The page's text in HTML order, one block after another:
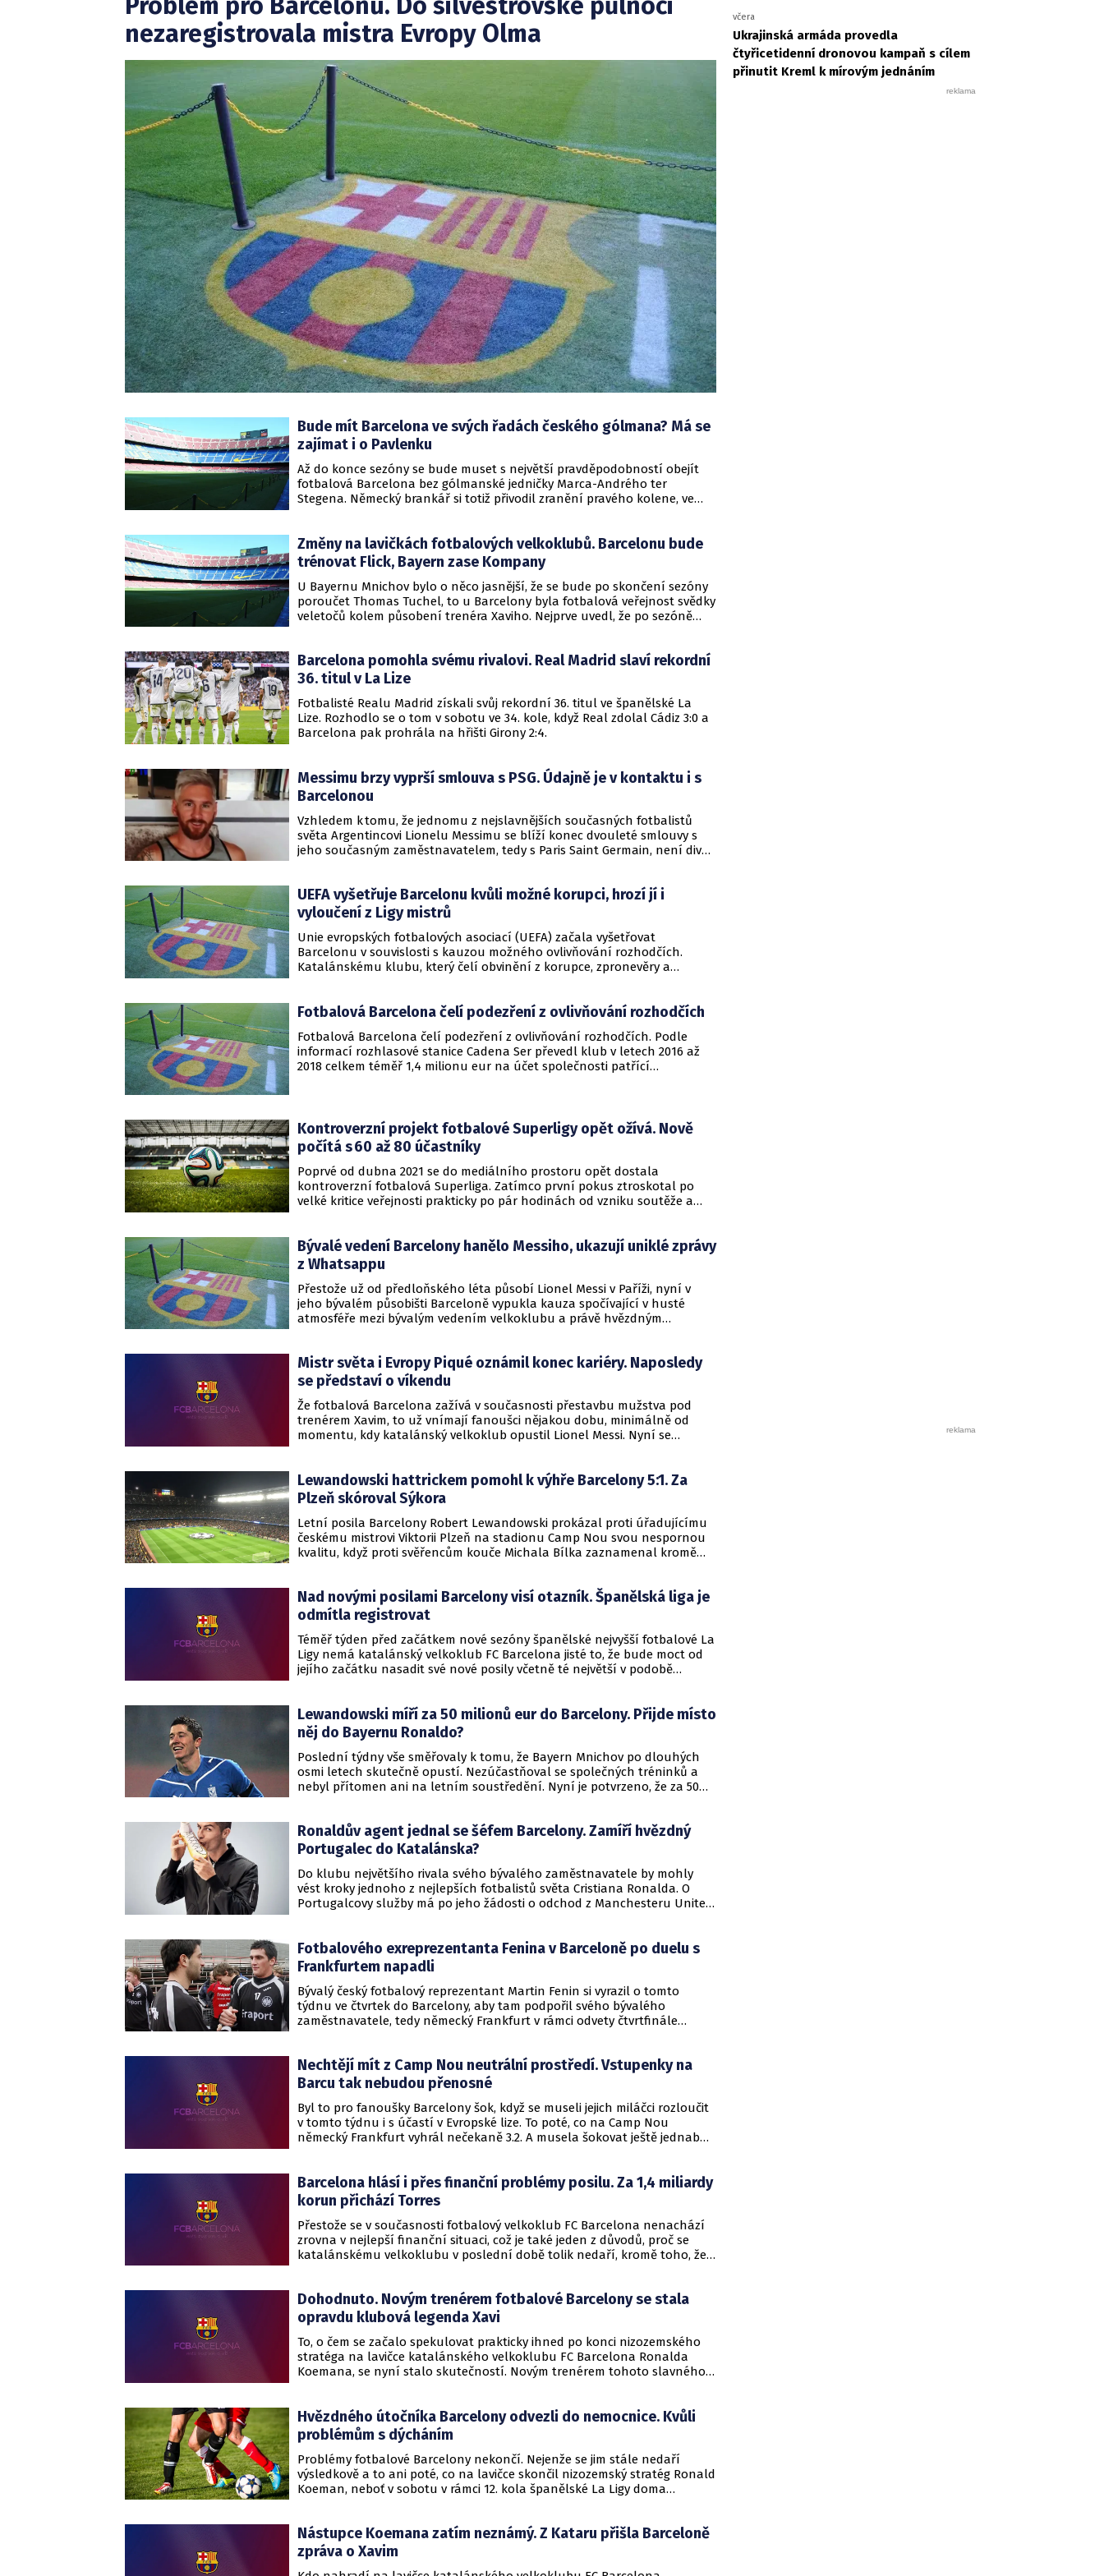
nezaregistrovala mistra Evropy Olma
Bude mít Barcelona ve svých řadách českého gólmana? Má se
zajímat i o Pavlenku
Až do konce sezóny se bude muset s největší pravděpodobností obejít
fotbalová Barcelona bez gólmanské jedničky Marca-Andrého ter
Stegena. Německý brankář si totiž přivodil zranění pravého kolene, ve
gólmanech. Jedním z nich má být i český brankář Jiří Pavlenka.
Změny na lavičkách fotbalových velkoklubů. Barcelonu bude
trénovat Flick, Bayern zase Kompany
U Bayernu Mnichov bylo o něco jasnější, že se bude po skončení sezóny
poroučet Thomas Tuchel, to u Barcelony byla fotbalová veřejnost svědky
veletočů kolem působení trenéra Xaviho. Nejprve uvedl, že po sezóně
službami Xaviho pro příští ročník nepočítalo. Zatímco do Barcelony míří
bývalý kouč německé fotbalové reprezentace Hansi Flick, do Bayernu
koučoval anglické Burnley, s nímž sestoupil z anglické Premier League.
Barcelona pomohla svému rivalovi. Real Madrid slaví rekordní
36. titul v La Lize
Fotbalisté Realu Madrid získali svůj rekordní 36. titul ve španělské La
Lize. Rozhodlo se o tom v sobotu ve 34. kole, když Real zdolal Cádiz 3:0 a
Barcelona pak prohrála na hřišti Girony 2:4.
Messimu brzy vyprší smlouva s PSG. Údajně je v kontaktu i s
Barcelonou
Vzhledem k tomu, že jednomu z nejslavnějších současných fotbalistů
světa Argentincovi Lionelu Messimu se blíží konec dvouleté smlouvy s
jeho současným zaměstnavatelem, tedy s Paris Saint Germain, není divu,
Yuste. Právě on se totiž nechal slyšet, že mistr světa z loňského roku je
se svým bývalým zaměstnavatelem v kontaktu.
UEFA vyšetřuje Barcelonu kvůli možné korupci, hrozí jí i
vyloučení z Ligy mistrů
Unie evropských fotbalových asociací (UEFA) začala vyšetřovat
Barcelonu v souvislosti s kauzou možného ovlivňování rozhodčích.
Katalánskému klubu, který čelí obvinění z korupce, zpronevěry a
Fotbalová Barcelona čelí podezření z ovlivňování rozhodčích
Fotbalová Barcelona čelí podezření z ovlivňování rozhodčích. Podle
informací rozhlasové stanice Cadena Ser převedl klub v letech 2016 až
2018 celkem téměř 1,4 milionu eur na účet společnosti patřící
Kontroverzní projekt fotbalové Superligy opět ožívá. Nově
počítá s 60 až 80 účastníky
Poprvé od dubna 2021 se do mediálního prostoru opět dostala
kontroverzní fotbalová Superliga. Zatímco první pokus ztroskotal po
velké kritice veřejnosti prakticky po pár hodinách od vzniku soutěže a
Sports - se počítá v novém projektu Superligy s 60 až 80 evropskými
kluby.
Bývalé vedení Barcelony hanělo Messiho, ukazují uniklé zprávy
z Whatsappu
Přestože už od předloňského léta působí Lionel Messi v Paříži, nyní v
jeho bývalém působišti Barceloně vypukla kauza spočívající v husté
atmosféře mezi bývalým vedením velkoklubu a právě hvězdným
Romanem Gomezem Pontim a bývalým klubovým představenstvem
reprezentovaný Josepem Mariou Bartomeuem, v nichž nenechávali nit
suchou právě na argentinské hvězdě.
Mistr světa i Evropy Piqué oznámil konec kariéry. Naposledy
se představí o víkendu
Že fotbalová Barcelona zažívá v současnosti přestavbu mužstva pod
trenérem Xavim, to už vnímají fanoušci nějakou dobu, minimálně od
momentu, kdy katalánský velkoklub opustil Lionel Messi. Nyní se
Gerard Piqué. Ten se tak fanouškům naposledy představí tuto sobotu v
ligovém zápase proti Almeríi.
Lewandowski hattrickem pomohl k výhře Barcelony 5:1. Za
Plzeň skóroval Sýkora
Letní posila Barcelony Robert Lewandowski prokázal proti úřadujícímu
českému mistrovi Viktorii Plzeň na stadionu Camp Nou svou nespornou
kvalitu, když proti svěřencům kouče Michala Bílka zaznamenal kromě
před přestávkou to pro Plzeň, která se místy sympaticky dostávala do
náznaků šancí a i do zakončení, to vypadalo až nečekaně nadějně, když
za stavu 2:0 pro Barcelonu snížil Jan Sýkora. Zápas ale rozhodla
Lewandowskiho branka do šatny na 3:1.
Nad novými posilami Barcelony visí otazník. Španělská liga je
odmítla registrovat
Téměř týden před začátkem nové sezóny španělské nejvyšší fotbalové La
Ligy nemá katalánský velkoklub FC Barcelona jisté to, že bude moct od
jejího začátku nasadit své nové posily včetně té největší v podobě
posily. To z důvodu, že klub stále nesplňuje požadavky stanové La Ligou
spočívající v tom, že platy klubu nesmí přesahovat 70 % celkových
výdělků.
Lewandowski míří za 50 milionů eur do Barcelony. Přijde místo
něj do Bayernu Ronaldo?
Poslední týdny vše směřovaly k tomu, že Bayern Mnichov po dlouhých
osmi letech skutečně opustí. Nezúčastňoval se společných tréninků a
nebyl přítomen ani na letním soustředění. Nyní je potvrzeno, že za 50
stranami informuje německá agentura SID.
Ronaldův agent jednal se šéfem Barcelony. Zamíří hvězdný
Portugalec do Katalánska?
Do klubu největšího rivala svého bývalého zaměstnavatele by mohly
vést kroky jednoho z nejlepších fotbalistů světa Cristiana Ronalda. O
Portugalcovy služby má po jeho žádosti o odchod z Manchesteru United
posledních dnech setkat agent Cristiana Ronalda Jorgem Mendesem,
čímž tak jen zesílily spekulace o tom, že by měl Portugalec zamířit právě
do Barcelony. Tímto svým případným přestupem by si ale rozhodně
nadělal mnoh nepřátel u fanoušků Realu Madrid.
Fotbalového exreprezentanta Fenina v Barceloně po duelu s
Frankfurtem napadli
Bývalý český fotbalový reprezentant Martin Fenin si vyrazil o tomto
týdnu ve čtvrtek do Barcelony, aby tam podpořil svého bývalého
zaměstnavatele, tedy německý Frankfurt v rámci odvety čtvrtfinále
jeho Frankfurt vyhrál 3:2 a postoupil tak do semifinále soutěže. Moc už si
ale neužil odchod ze stadionu Camp Nou, neboť se tam stal společně se
svou manželkou obětí tvrdého útoku ze strany barcelonských příznivců.
Nechtějí mít z Camp Nou neutrální prostředí. Vstupenky na
Barcu tak nebudou přenosné
Byl to pro fanoušky Barcelony šok, když se museli jejich miláčci rozloučit
v tomto týdnu i s účastí v Evropské lize. To poté, co na Camp Nou
německý Frankfurt vyhrál nečekaně 3.2. A musela šokovat ještě jednab
a to i přesto, že kouč Barcelony Xavi mluvil o Camp Nou jako o
neutrálním prostředí.
Barcelona hlásí i přes finanční problémy posilu. Za 1,4 miliardy
korun přichází Torres
Přestože se v současnosti fotbalový velkoklub FC Barcelona nenachází
zrovna v nejlepší finanční situaci, což je také jeden z důvodů, proč se
katalánskému velkoklubu v poslední době tolik nedaří, kromě toho, že
Ferrán Torres, jenž doposud působil v Manchesteru City. Tento
jednadvacertiletý fotbalista je však momentálně ve stavu ztraněných.
Dohodnuto. Novým trenérem fotbalové Barcelony se stala
opravdu klubová legenda Xavi
To, o čem se začalo spekulovat prakticky ihned po konci nizozemského
stratéga na lavičce katalánského velkoklubu FC Barcelona Ronalda
Koemana, se nyní stalo skutečností. Novým trenérem tohoto slavného
Hvězdného útočníka Barcelony odvezli do nemocnice. Kvůli
problémům s dýcháním
Problémy fotbalové Barcelony nekončí. Nejenže se jim stále nedaří
výsledkově a to ani poté, co na lavičce skončil nizozemský stratég Ronald
Koeman, neboť v sobotu v rámci 12. kola španělské La Ligy doma
Argentinec totiž musel ve 41. minutě sobotního zápasu předčasně ze
hřiště poté, co si stěžoval na problémy s dechem.
Nástupce Koemana zatím neznámý. Z Kataru přišla Barceloně
zpráva o Xavim
včera
Ukrajinská armáda provedla
čtyřicetidenní dronovou kampaň s cílem
přinutit Kreml k mírovým jednáním